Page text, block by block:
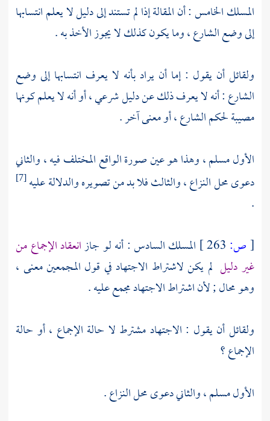
المسلك الخامس : أن المقالة إذا لم تستند إلى دليل لا يعلم انتسابها
إلى وضع الشارع ، وما يكون كذلك لا يجوز الأخذ به .
ولقائل أن يقول : إما أن يراد بأنه لا يعرف انتسابها إلى وضع
الشارع : أنه لا يعرف ذلك عن دليل شرعي ، أو أنه لا يعلم كونها
مصيبة لحكم الشارع ، أو معنى آخر .
الأول مسلم ، وهذا هو عين صورة الواقع المختلف فيه ، والثاني
دعوى محل النزاع ، والثالث فلا بد من تصويره والدلالة عليه [7]
.
[ص: المسلك السادس : أنه لو جازانعقاد الإجماع من
غير دليل لم يكن لاشتراط الاجتهاد في قول المجمعين معنى ،
وهو محال ; لأن اشتراط الاجتهاد مجمع عليه .
ولقائل أن يقول : الاجتهاد مشترط لا حالة الإجماع ، أو حالة
الإجماع ؟
الأول مسلم ، والثاني دعوى محل النزاع .